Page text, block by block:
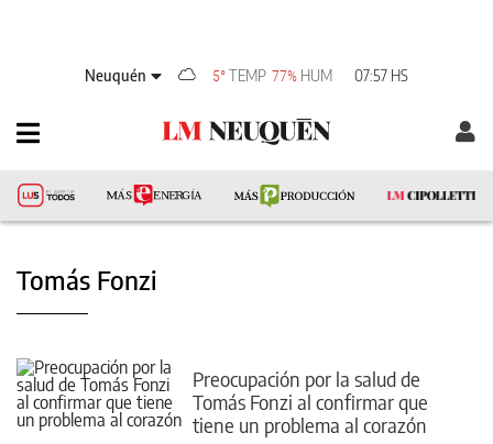
Neuquén 5°TEMP 77% HUM 07:57 HS
Tomás Fonzi
Preocupación por la salud de
Tomás Fonzi al confirmar que
tiene un problema al corazón